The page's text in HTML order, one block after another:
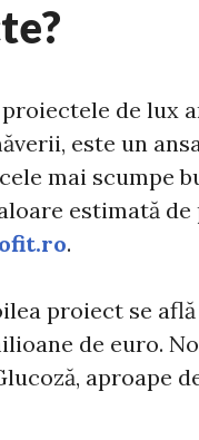
de lux
este un
mai scumpe
estimată
.
proiect se
de euro.
aproape